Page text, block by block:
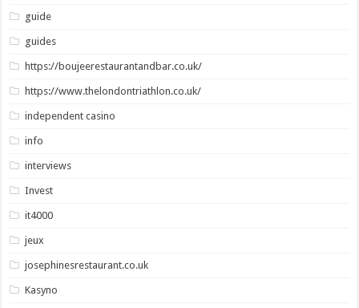
guide
guides
https://boujeerestaurantandbar.co.uk/
https://www.thelondontriathlon.co.uk/
independent casino
info
interviews
Invest
it4000
jeux
josephinesrestaurant.co.uk
Kasyno